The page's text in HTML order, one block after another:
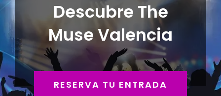
Descubre The
Muse Valencia
RESERVA TU ENTRADA